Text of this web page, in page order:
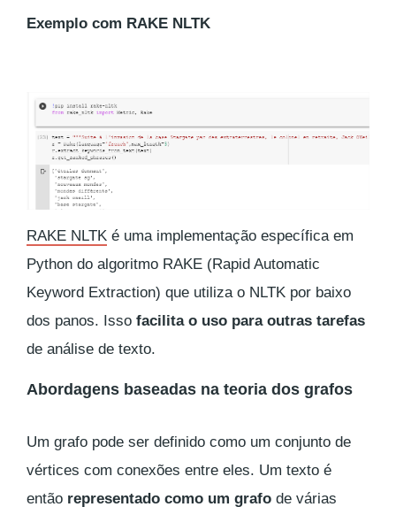
Exemplo com RAKE NLTK
RAKE NLTK é uma implementação específica em
Python do algoritmo RAKE (Rapid Automatic
Keyword Extraction) que utiliza o NLTK por baixo
dos panos. Isso facilita o uso para outras tarefas
de análise de texto.
Abordagens baseadas na teoria dos grafos
Um grafo pode ser definido como um conjunto de
vértices com conexões entre eles. Um texto é
então representado como um grafo de várias